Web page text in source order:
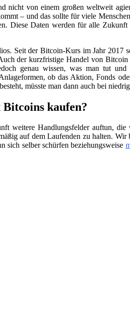
von einem großen weltweit
– und das sollte für viele
Diese Daten werden für alle
Seit der Bitcoin-Kurs im Jahr 2017
der kurzfristige Handel von
genau wissen, was man tut und
ob das Aktion, Fonds
müsste man dann auch bei
kaufen?
weitere Handlungsfelder auftun, die
auf dem Laufenden zu halten.
sich selber schürfen beziehungsweise